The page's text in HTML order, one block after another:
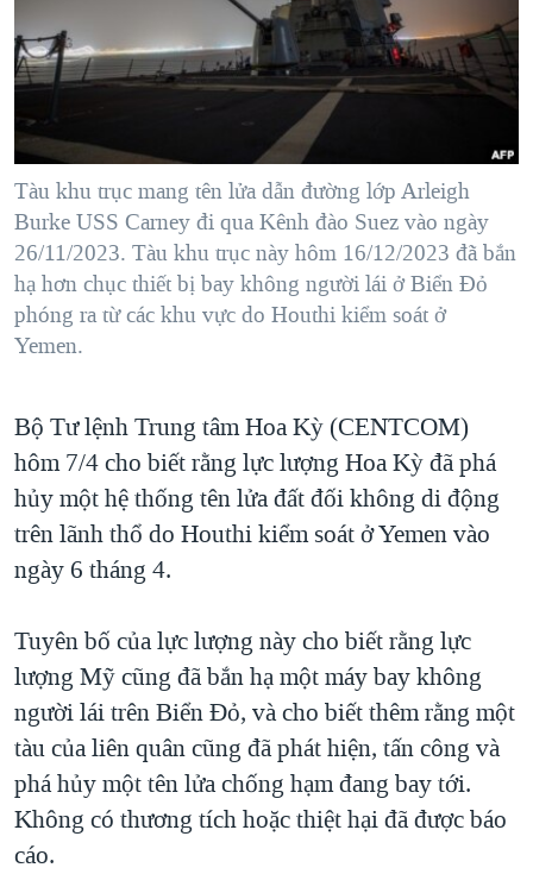
"Tìm"
ĐỜI SỐNG
KHOA HỌC
SỨC KHOẺ
THỂ THAO
GIÁO DỤC
HÀNH TRÌNH BẦU CỬ 2024
MỘT NĂM CHIẾN TRANH TẠI DẢI GAZA
GIẢI MÃ VÀNH ĐAI & CON ĐƯỜNG
TRỊNH VĨNH BÌNH - NGƯỜI HẠ 'BÊN THẮNG CUỘC'
GROUND ZERO – XƯA VÀ NAY
CHI PHÍ CHIẾN TRANH AFGHANISTAN
CÁC GIÁ TRỊ CỘNG HÒA Ở VIỆT NAM
TRỊNH VĨNH BÌNH VS. CHÍNH PHỦ VIỆT NAM
NGƯ DÂN VIỆT VÀ LÀN SÓNG TRỘM HẢI SÂM
BÊN KIA QUỐC LỘ: TIẾNG VỌNG TỪ NÔNG THÔN MỸ
QUAN HỆ VIỆT MỸ
VIDEO
NGHE
MẠNG XÃ HỘI
Ngôn ngữ khác
Tàu khu trục mang tên lửa dẫn đường lớp Arleigh
Burke USS Carney đi qua Kênh đào Suez vào ngày
26/11/2023. Tàu khu trục này hôm 16/12/2023 đã bắn
hạ hơn chục thiết bị bay không người lái ở Biển Đỏ
phóng ra từ các khu vực do Houthi kiểm soát ở
Yemen.
Bộ Tư lệnh Trung tâm Hoa Kỳ (CENTCOM)
hôm 7/4 cho biết rằng lực lượng Hoa Kỳ đã phá
hủy một hệ thống tên lửa đất đối không di động
trên lãnh thổ do Houthi kiểm soát ở Yemen vào
ngày 6 tháng 4.
Tuyên bố của lực lượng này cho biết rằng lực
lượng Mỹ cũng đã bắn hạ một máy bay không
người lái trên Biển Đỏ, và cho biết thêm rằng một
tàu của liên quân cũng đã phát hiện, tấn công và
phá hủy một tên lửa chống hạm đang bay tới.
Không có thương tích hoặc thiệt hại đã được báo
cáo.